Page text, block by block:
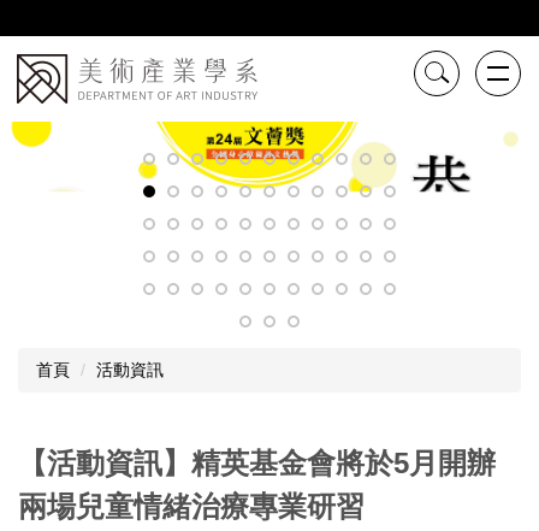
到
主
要
內
容
首頁 活動資訊
【活動資訊】精英基金會將於5月開辦
兩場兒童情緒治療專業研習